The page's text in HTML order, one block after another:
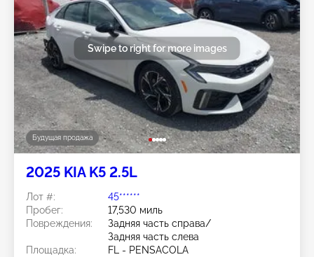
Будущая продажа
Swipe to right for more images
2025 KIA K5 2.5L
Лот #:
45******
Пробег:
17,530 миль
Повреждения:
Задняя часть справа/
Задняя часть слева
Площадка:
FL - PENSACOLA